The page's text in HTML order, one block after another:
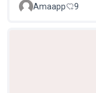
Amaapp 9